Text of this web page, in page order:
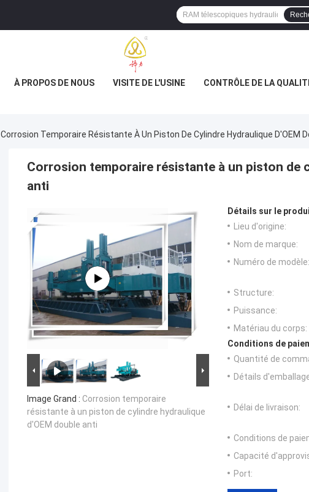
À PROPOS DE NOUS VISITE DE L'USINE CONTRÔLE DE LA
Corrosion Temporaire Résistante À Un Piston De Cylindre Hydraulique D'OEM
Corrosion temporaire résistante à un piston de
anti
Image Grand : Corrosion temporaire
résistante à un piston de cylindre hydraulique
d'OEM double anti
Détails sur le
Lieu d'origine:
Nom de marque:
Numéro de modèle:
Structure:
Puissance:
Matériau du corps:
Conditions de
Quantité de
Détails
Délai de livraison:
Conditions de
Capacité
Port: